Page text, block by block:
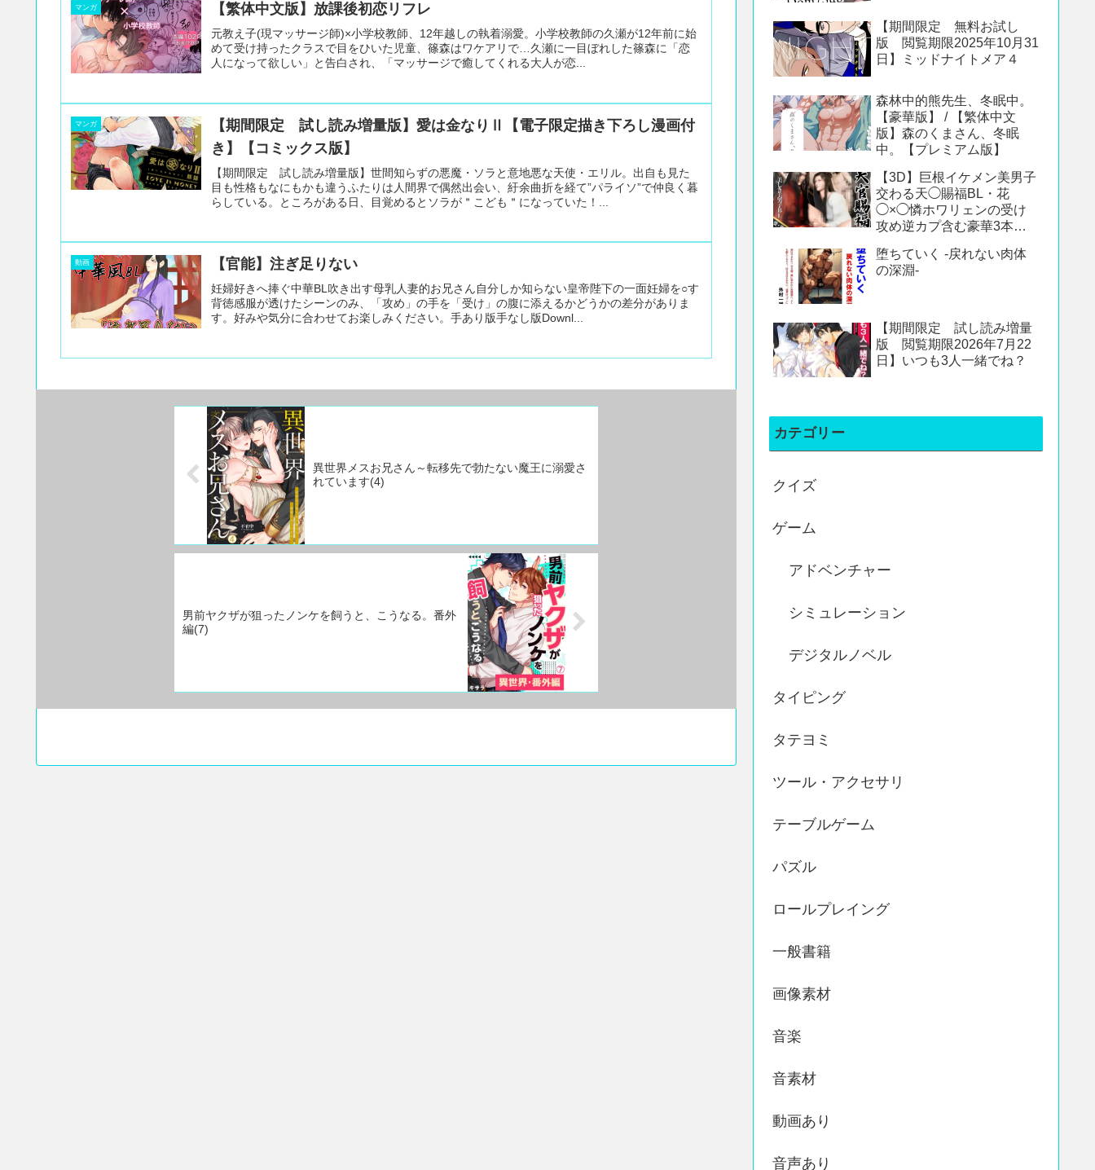
マンガ 【繁体中文版】放課後初恋リフレ
元教え子(現マッサージ師)×小学校教師、12年越しの執着溺愛。小学校教師の久瀬が12年前に始
めて受け持ったクラスで目をひいた児童、篠森はワケアリで…久瀬に一目ぼれした篠森に「恋
人になって欲しい」と告白され、「マッサージで癒してくれる大人が恋...
マンガ
【期間限定 試し読み増量版】愛は金なりⅡ【電子限定描き下ろし漫画付
き】【コミックス版】
【期間限定 試し読み増量版】世間知らずの悪魔・ソラと意地悪な天使・エリル。出自も見た
目も性格もなにもかも違うふたりは人間界で偶然出会い、紆余曲折を経て”パライソ”で仲良く暮
らしている。ところがある日、目覚めるとソラが＂こども＂になっていた！...
動画 【官能】注ぎ足りない
妊婦好きへ捧ぐ中華BL吹き出す母乳人妻的お兄さん自分しか知らない皇帝陛下の一面妊婦を○す
背徳感服が透けたシーンのみ、「攻め」の手を「受け」の腹に添えるかどうかの差分がありま
す。好みや気分に合わせてお楽しみください。手あり版手なし版Downl...
異世界メスお兄さん～転移先で勃たない魔王に溺愛さ
れています(4)
男前ヤクザが狙ったノンケを飼うと、こうなる。番外
編(7)
【期間限定 無料お試し
版 閲覧期限2025年10月31
日】ミッドナイトメア４
森林中的熊先生、冬眠中。
【豪華版】 / 【繁体中文
版】森のくまさん、冬眠
中。【プレミアム版】
【3D】巨根イケメン美男子
交わる天◯賜福BL・花
◯×◯憐ホワリェンの受け
攻め逆カプ含む豪華3本動
堕ちていく -戻れない肉体
の深淵-
【期間限定 試し読み増量
版 閲覧期限2026年7月22
日】いつも3人一緒でね？
カテゴリー
クイズ
ゲーム
アドベンチャー
シミュレーション
デジタルノベル
タイピング
タテヨミ
ツール・アクセサリ
テーブルゲーム
パズル
ロールプレイング
一般書籍
画像素材
音楽
音素材
動画あり
音声あり